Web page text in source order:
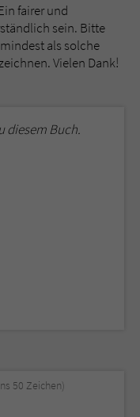
fairer und
sein. Bitte
als solche
Vielen Dank!
diesem Buch.